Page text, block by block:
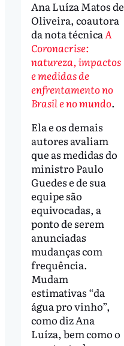
Ana Luíza Matos de
Oliveira, coautora
da nota técnicaA
Coronacrise:
natureza, impactos
e medidas de
enfrentamento no
Brasil e no mundo.
Ela e os demais
autores avaliam
que as medidas do
ministro Paulo
Guedes e de sua
equipe são
equivocadas, a
ponto de serem
anunciadas
mudanças com
frequência.
Mudam
estimativas “da
água pro vinho”,
como diz Ana
Luíza, bem como o